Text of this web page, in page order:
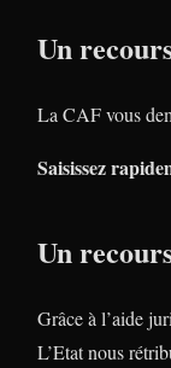
Un
La CAF vous
Saisissez
Un
Grâce à l’aide
L’Etat nous